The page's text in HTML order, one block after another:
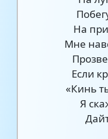
На
Мне
Если
«Кинь
Я